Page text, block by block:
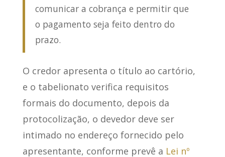
comunicar a cobrança e permitir que
o pagamento seja feito dentro do
prazo.
O credor apresenta o título ao cartório,
e o tabelionato verifica requisitos
formais do documento, depois da
protocolização, o devedor deve ser
intimado no endereço fornecido pelo
apresentante, conforme prevê a Lei nº